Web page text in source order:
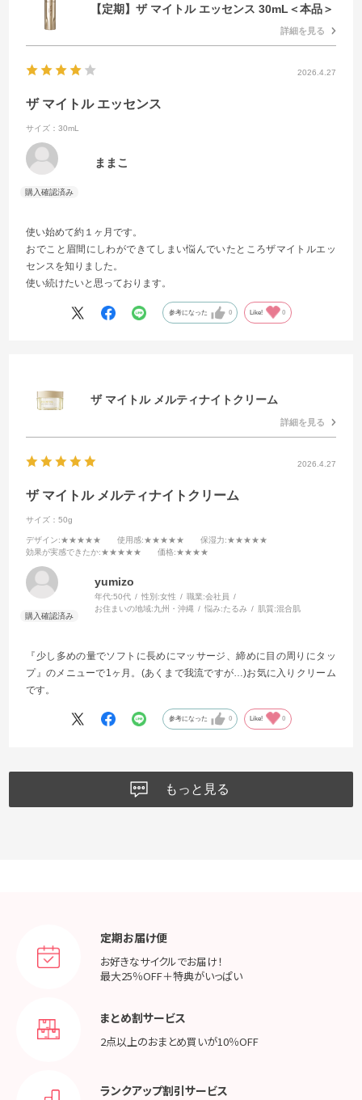
【定期】ザ マイトル エッセンス 30mL＜本品＞
詳細を見る
2026.4.27
ザ マイトル エッセンス
サイズ：30mL
ままこ
使い始めて約１ヶ月です。
おでこと眉間にしわができてしまい悩んでいたところザマイトルエッ
センスを知りました。
使い続けたいと思っております。
参考になった 0 Like! 0
ザ マイトル メルティナイトクリーム
詳細を見る
2026.4.27
ザ マイトル メルティナイトクリーム
サイズ：50g
デザイン:★★★★★ 使用感:★★★★★ 保湿力:★★★★★
効果が実感できたか:★★★★★ 価格:★★★★
yumizo
年代:50代 性別:女性 職業:会社員
お住まいの地域:九州・沖縄 悩み:たるみ 肌質:混合肌
『少し多めの量でソフトに長めにマッサージ、締めに目の周りにタッ
プ』のメニューで1ヶ月。(あくまで我流ですが…)お気に入りクリーム
です。
参考になった 0 Like! 0
もっと見る
定期お届け便
お好きなサイクルでお届け！
最大25％OFF＋特典がいっぱい
まとめ割サービス
2点以上のおまとめ買いが10％OFF
ランクアップ割引サービス